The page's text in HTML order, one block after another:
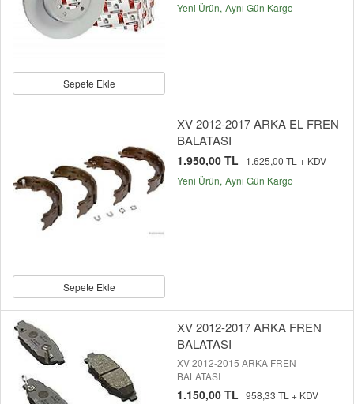
Sepete Ekle
Yeni Ürün Aynı Gün Kargo
Sepete Ekle
XV 2012-2017 ARKA EL FREN
BALATASI
1.950,00 TL
1.625,00 TL + KDV
Yeni Ürün Aynı Gün Kargo
XV 2012-2017 ARKA FREN
BALATASI
XV 2012-2015 ARKA FREN
BALATASI
1.150,00 TL 958,33 TL + KDV